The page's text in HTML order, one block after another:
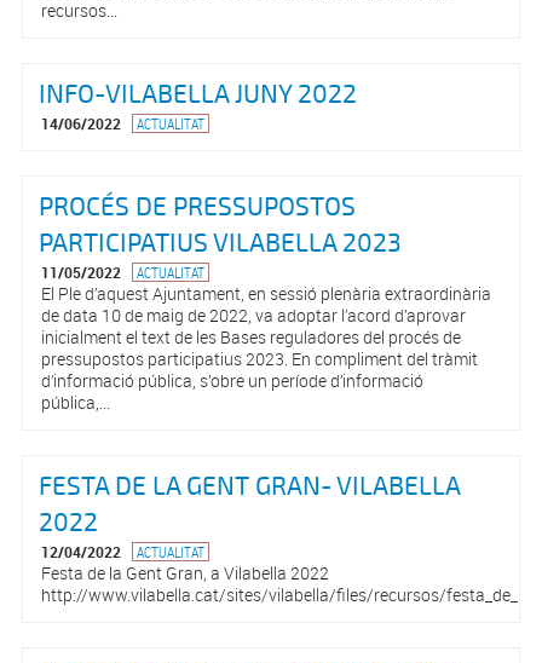
recursos...
INFO-VILABELLA JUNY 2022
14/06/2022 ACTUALITAT
PROCÉS DE PRESSUPOSTOS
PARTICIPATIUS VILABELLA 2023
11/05/2022 ACTUALITAT
El Ple d’aquest Ajuntament, en sessió plenària extraordinària
de data 10 de maig de 2022, va adoptar l’acord d’aprovar
inicialment el text de les Bases reguladores del procés de
pressupostos participatius 2023. En compliment del tràmit
d’informació pública, s’obre un període d’informació
pública,...
FESTA DE LA GENT GRAN- VILABELLA
2022
12/04/2022 ACTUALITAT
Festa de la Gent Gran, a Vilabella 2022
http://www.vilabella.cat/sites/vilabella/files/recursos/